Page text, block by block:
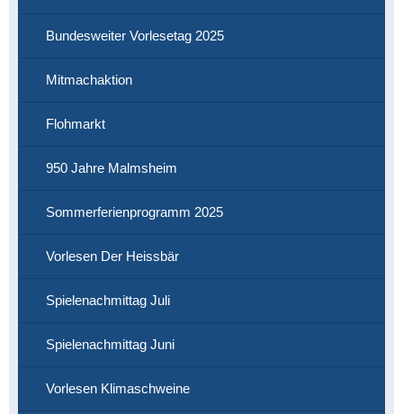
Bundesweiter Vorlesetag 2025
Mitmachaktion
Flohmarkt
950 Jahre Malmsheim
Sommerferienprogramm 2025
Vorlesen Der Heissbär
Spielenachmittag Juli
Spielenachmittag Juni
Vorlesen Klimaschweine